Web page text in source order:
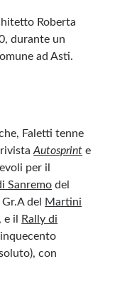
Roberta
durante un
ad Asti.
Faletti tenne
rivistaAutosprint e
per il
Sanremo del
Gr.A del
Martini
e il
Rally di
con